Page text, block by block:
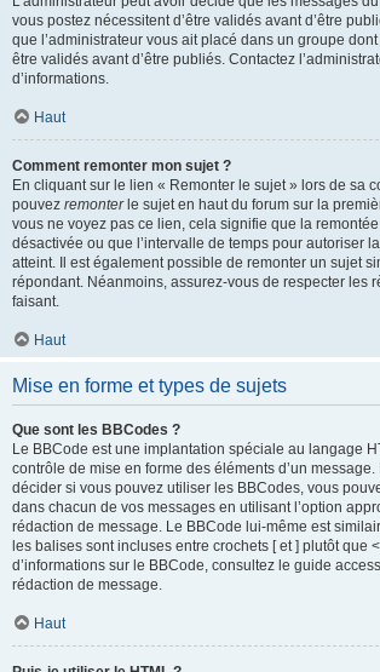
vous postez nécessitent d’être validés avant d’être
que l’administrateur vous ait placé dans un groupe
être validés avant d’être publiés. Contactez
d’informations.
Haut
Comment remonter mon sujet ?
En cliquant sur le lien « Remonter le sujet » lors de sa
pouvez remonterle sujet en haut du forum sur la
vous ne voyez pas ce lien, cela signifie que la
désactivée ou que l’intervalle de temps pour autoriser
atteint. Il est également possible de remonter un sujet
répondant. Néanmoins, assurez-vous de respecter les
faisant.
Haut
Mise en forme et types de sujets
Que sont les BBCodes ?
Le BBCode est une implantation spéciale au langage
contrôle de mise en forme des éléments d’un message.
décider si vous pouvez utiliser les BBCodes, vous
dans chacun de vos messages en utilisant l’option
rédaction de message. Le BBCode lui-même est
les balises sont incluses entre crochets [ et ] plutôt que
d’informations sur le BBCode, consultez le guide
rédaction de message.
Haut